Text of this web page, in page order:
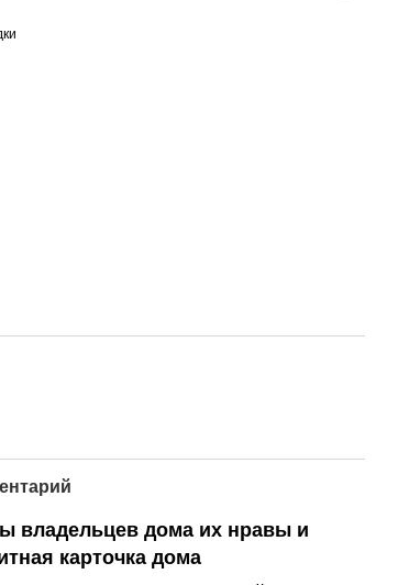
владельцев дома их нравы и
карточка дома